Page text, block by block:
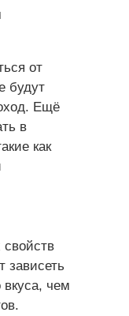
от
будут
Ещё
в
как
свойств
зависеть
чем